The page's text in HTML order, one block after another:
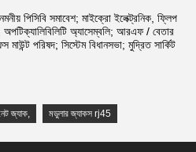
পিসিবি সমাবেশ; মাইক্রো ইলেক্ট্রনিক, ফ্লিপ
অ্যাসেম্বলি; আরএফ / বেতার
পরিষদ; সিস্টেম বিধানসভা; মুদ্রিত সার্কিট
জ্যাক, মডুলার জ্যাকস rj45